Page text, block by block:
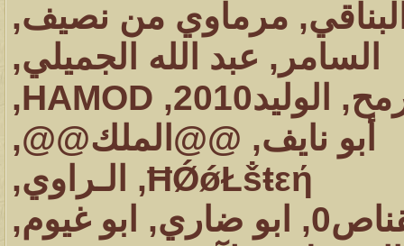
, مرماوي من نصيف,
السامر , عبد الله الجميلي,
, الوليد2010 ,
HAMOD
,
أبو نايف, @@الملك@@,
ĦǾǿŁṧŧεή
, الـراوي,
,
ابو ضاري, ابو غيوم,